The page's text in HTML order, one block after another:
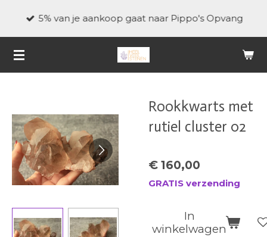
de
5% van je aankoop gaat naar Pippo's Opvang
Rookkwarts met
rutiel cluster 02
€ 160,00
GRATIS verzending
In
winkelwagen